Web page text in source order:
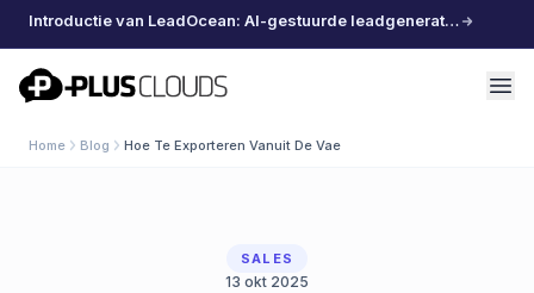
Introductie van LeadOcean: AI-gestuurde leadgeneratie, samengestelde data, moeiteloos schalen
PlusClouds
Home Blog Hoe Te Exporteren Vanuit De Vae
SALES
13 okt 2025